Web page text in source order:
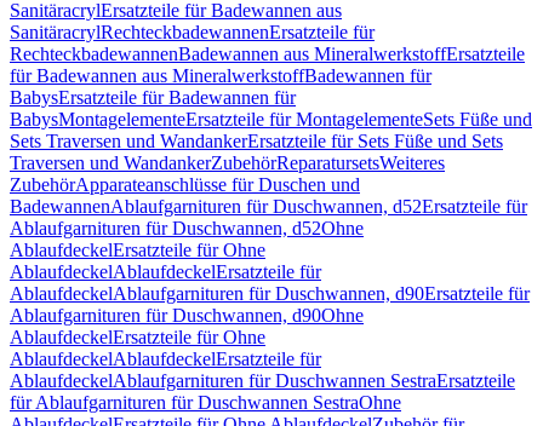
SanitäracrylErsatzteile für Badewannen aus
SanitäracrylRechteckbadewannenErsatzteile für
RechteckbadewannenBadewannen aus MineralwerkstoffErsatzteile
für Badewannen aus MineralwerkstoffBadewannen für
BabysErsatzteile für Badewannen für
BabysMontagelementeErsatzteile für MontagelementeSets Füße und
Sets Traversen und WandankerErsatzteile für Sets Füße und Sets
Traversen und WandankerZubehörReparatursetsWeiteres
ZubehörApparateanschlüsse für Duschen und
BadewannenAblaufgarnituren für Duschwannen, d52Ersatzteile für
Ablaufgarnituren für Duschwannen, d52Ohne
AblaufdeckelErsatzteile für Ohne
AblaufdeckelAblaufdeckelErsatzteile für
AblaufdeckelAblaufgarnituren für Duschwannen, d90Ersatzteile für
Ablaufgarnituren für Duschwannen, d90Ohne
AblaufdeckelErsatzteile für Ohne
AblaufdeckelAblaufdeckelErsatzteile für
AblaufdeckelAblaufgarnituren für Duschwannen SestraErsatzteile
für Ablaufgarnituren für Duschwannen SestraOhne